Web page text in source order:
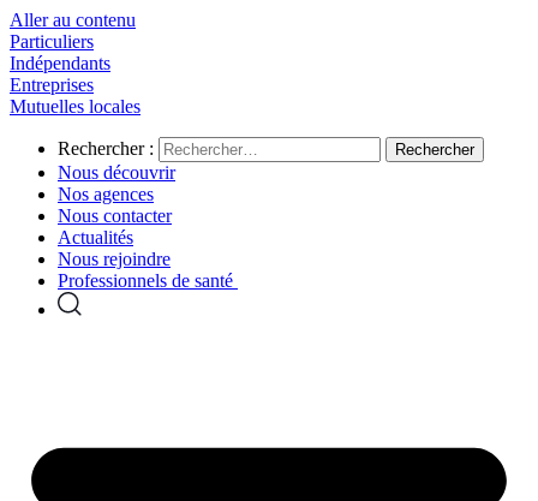
Aller au contenu
Particuliers
Indépendants
Entreprises
Mutuelles locales
Rechercher :
Nous découvrir
Nos agences
Nous contacter
Actualités
Nous rejoindre
Professionnels de santé